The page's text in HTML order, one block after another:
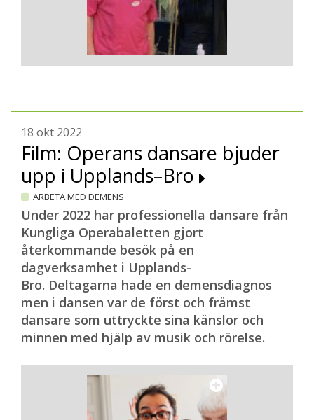
18 okt 2022
Film: Operans dansare bjuder
upp i Upplands–Bro
ARBETA MED DEMENS
Under 2022 har professionella dansare från
Kungliga Operabaletten gjort
återkommande besök på en
dagverksamhet i Upplands-
Bro. Deltagarna hade en demensdiagnos
men i dansen var de först och främst
dansare som uttryckte sina känslor och
minnen med hjälp av musik och rörelse.